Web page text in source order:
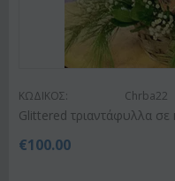
ΚΩΔΙΚΟΣ: Chrba22
Glittered τριαντάφυλλα σε
€100.00